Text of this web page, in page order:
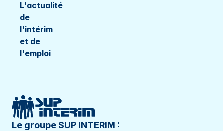
Yonne
L'Isle-sur-le-Doubs
La Bassée
Langres
Le Creusot
Le Havre
Le Petit-Quevilly
Le groupe SUP INTERIM :
L'actualité
de
l'intérim
et de
l'emploi